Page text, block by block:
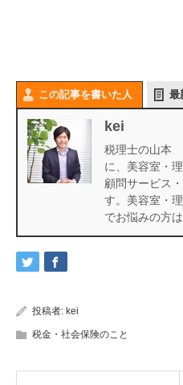
この記事を書いた人 最
kei
税理士の山本
に、美容室・
顧問サービス
す。美容室・
でお悩みの方
投稿者: kei
税金・社会保険のこと